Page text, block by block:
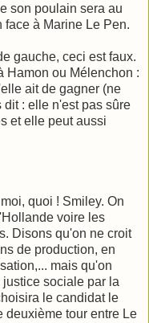
son poulain sera au
face à Marine Le Pen.
gauche, ceci est faux.
Hamon ou Mélenchon :
ait de gagner (ne
: elle n'est pas sûre
et elle peut aussi
quoi ! Smiley. On
voire les
Disons qu'on ne croit
de production, en
mais qu'on
sociale par la
le candidat le
deuxième tour entre Le